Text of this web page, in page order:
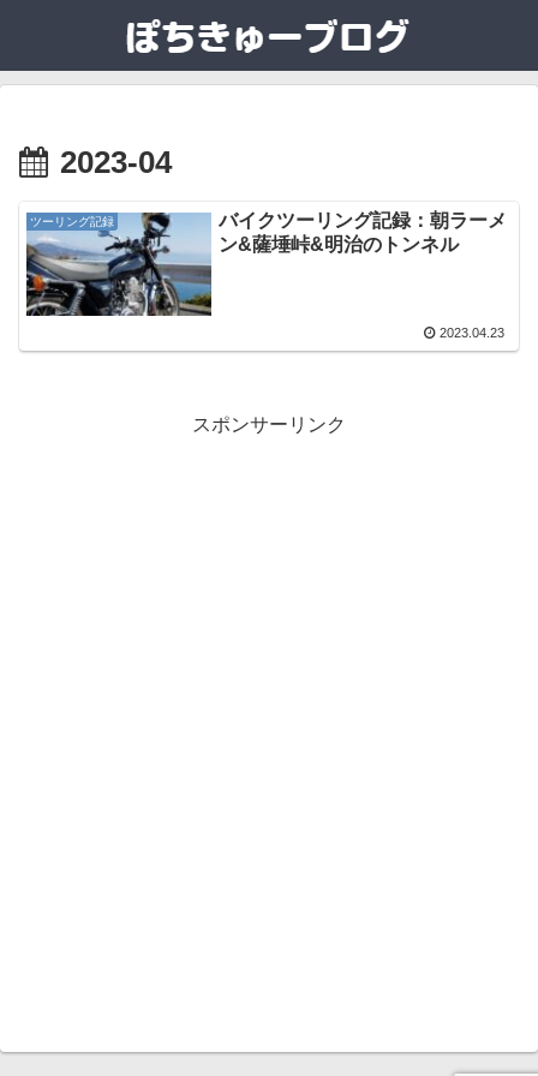
2023-04
ツーリング記録
バイクツーリング記録：朝ラーメ
ン&薩埵峠&明治のトンネル
2023.04.23
スポンサーリンク